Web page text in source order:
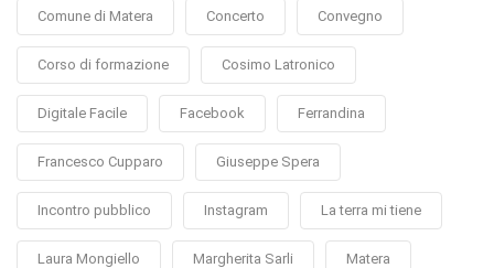
Comune di Matera Concerto Convegno
Corso di formazione Cosimo Latronico
Digitale Facile Facebook Ferrandina
Francesco Cupparo Giuseppe Spera
Incontro pubblico Instagram La terra mi tiene
Laura Mongiello Margherita Sarli Matera